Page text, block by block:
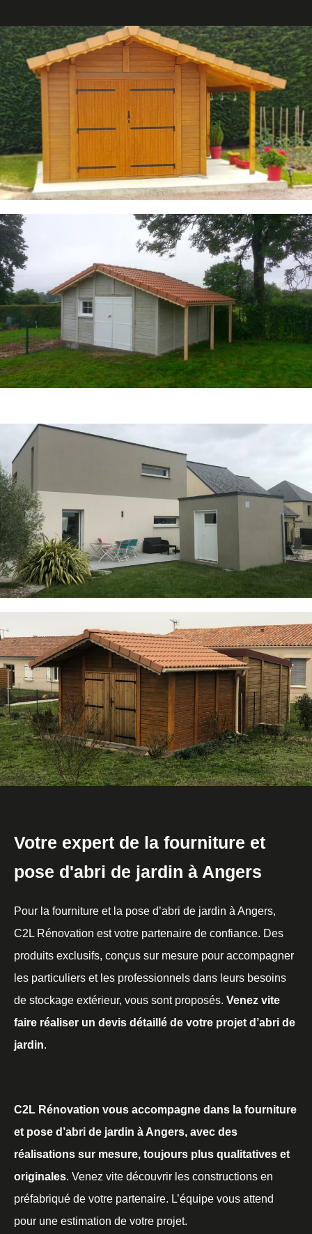
Votre expert de la fourniture et
pose d'abri de jardin à Angers
Pour la fourniture et la pose d’abri de jardin à Angers,
C2L Rénovation est votre partenaire de confiance. Des
produits exclusifs, conçus sur mesure pour accompagner
les particuliers et les professionnels dans leurs besoins
de stockage extérieur, vous sont proposés. Venez vite
faire réaliser un devis détaillé de votre projet d’abri de
jardin.
C2L Rénovation vous accompagne dans la fourniture
et pose d’abri de jardin à Angers, avec des
réalisations sur mesure, toujours plus qualitatives et
originales. Venez vite découvrir les constructions en
préfabriqué de votre partenaire. L’équipe vous attend
pour une estimation de votre projet.